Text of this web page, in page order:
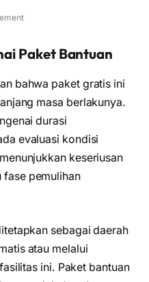
Paket Bantuan
bahwa paket gratis ini
masa berlakunya.
durasi
evaluasi kondisi
keseriusan
fase pemulihan
sebagai daerah
atau melalui
ini. Paket bantuan